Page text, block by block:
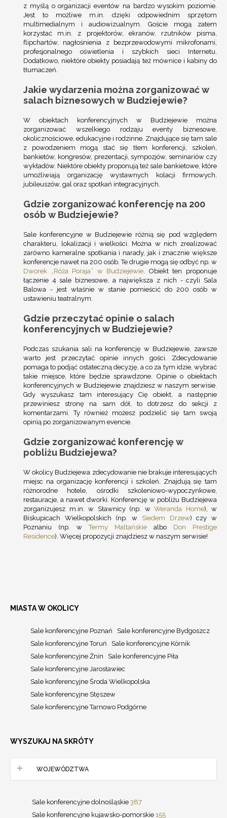
z myślą o organizacji eventów na bardzo wysokim poziomie.
Jest to możliwe m.in. dzięki odpowiednim sprzętom
multimedialnym i audiowizualnym. Goście mogą zatem
korzystać m.in. z projektorów, ekranów, rzutników pisma,
flipchartów, nagłośnienia z bezprzewodowymi mikrofonami,
profesjonalnego oświetlenia i szybkich sieci Internetu.
Dodatkowo, niektóre obiekty posiadają też mównice i kabiny do
tłumaczeń.
Jakie wydarzenia można zorganizować w
salach biznesowych w Budziejewie?
W obiektach konferencyjnych w Budziejewie można
zorganizować wszelkiego rodzaju eventy biznesowe,
okolicznościowe, edukacyjne i rodzinne. Znajdujące się tam sale
z powodzeniem mogą stać się tłem konferencji, szkoleń,
bankietów, kongresów, prezentacji, sympozjów, seminariów czy
wykładów. Niektóre obiekty proponują też sale bankietowe, które
umożliwiają organizację wystawnych kolacji firmowych,
jubileuszów, gal oraz spotkań integracyjnych.
Gdzie zorganizować konferencję na 200
osób w Budziejewie?
Sale konferencyjne w Budziejewie różnią się pod względem
charakteru, lokalizacji i wielkości. Można w nich zrealizować
zarówno kameralne spotkania i narady, jak i znacznie większe
konferencje nawet na 200 osób. Te drugie mogą się odbyć np. w
Dworek „Róża Poraja” w Budziejewie. Obiekt ten proponuje
łączenie 4 sale biznesowe, a największa z nich - czyli Sala
Balowa - jest właśnie w stanie pomieścić do 200 osób w
ustawieniu teatralnym.
Gdzie przeczytać opinie o salach
konferencyjnych w Budziejewie?
Podczas szukania sali na konferencję w Budziejewie, zawsze
warto jest przeczytać opinie innych gości. Zdecydowanie
pomaga to podjąć ostateczną decyzję, a co za tym idzie, wybrać
takie miejsce, które będzie sprawdzone. Opinie o obiektach
konferencyjnych w Budziejewie znajdziesz w naszym serwisie.
Gdy wyszukasz tam interesujący Cię obiekt, a następnie
przewiniesz stronę na sam dół, to dotrzesz do sekcji z
komentarzami. Ty również możesz podzielić się tam swoją
opinią po zorganizowanym evencie.
Gdzie zorganizować konferencję w
pobliżu Budziejewa?
W okolicy Budziejewa zdecydowanie nie brakuje interesujących
miejsc na organizację konferencji i szkoleń. Znajdują się tam
różnorodne hotele, ośrodki szkoleniowo-wypoczynkowe,
restauracje, a nawet dworki. Konferencję w pobliżu Budziejewa
zorganizujesz m.in. w Sławnicy (np. w Weranda Home), w
Biskupicach Wielkopolskich (np. w Siedem Drzew) czy w
Poznaniu (np. wTermy Maltańskie albo Don Prestige
Residence). Więcej propozycji znajdziesz w naszym serwisie!
MIASTA W OKOLICY
Sale konferencyjne Poznań
Sale konferencyjne Bydgoszcz
Sale konferencyjne Toruń
Sale konferencyjne Kórnik
Sale konferencyjne Żnin
Sale konferencyjne Piła
Sale konferencyjne Jarosławiec
Sale konferencyjne Środa Wielkopolska
Sale konferencyjne Stęszew
Sale konferencyjne Tarnowo Podgórne
WYSZUKAJ NA SKRÓTY
WOJEWÓDZTWA
Sale konferencyjne dolnośląskie 387
Sale konferencyjne kujawsko-pomorskie 155